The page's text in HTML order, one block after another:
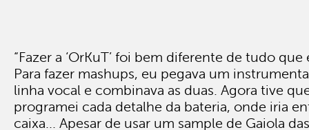
“Fazer a ‘OrKuT’ foi bem diferente de tudo que
Para fazer mashups, eu pegava um
linha vocal e combinava as duas. Agora tive
programei cada detalhe da bateria, onde iria
caixa... Apesar de usar um sample de Gaiola